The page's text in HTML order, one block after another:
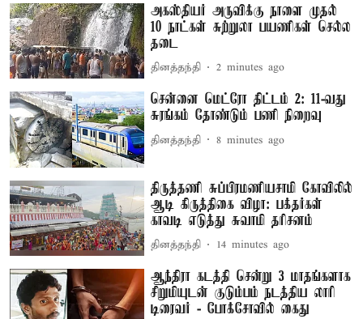
அகஸ்தியர் அருவிக்கு நாளை முதல்
10 நாட்கள் சுற்றுலா பயணிகள் செல்ல
தடை
தினத்தந்தி 2 minutes ago
சென்னை மெட்ரோ திட்டம் 2: 11-வது
சுரங்கம் தோண்டும் பணி நிறைவு
தினத்தந்தி 8 minutes ago
திருத்தணி சுப்பிரமணியசாமி கோவிலில்
ஆடி கிருத்திகை விழா: பக்தர்கள்
காவடி எடுத்து சுவாமி தரிசனம்
தினத்தந்தி 14 minutes ago
ஆந்திரா கடத்தி சென்று 3 மாதங்களாக
சிறுமியுடன் குடும்பம் நடத்திய லாரி
டிரைவர் - போக்சோவில் கைது